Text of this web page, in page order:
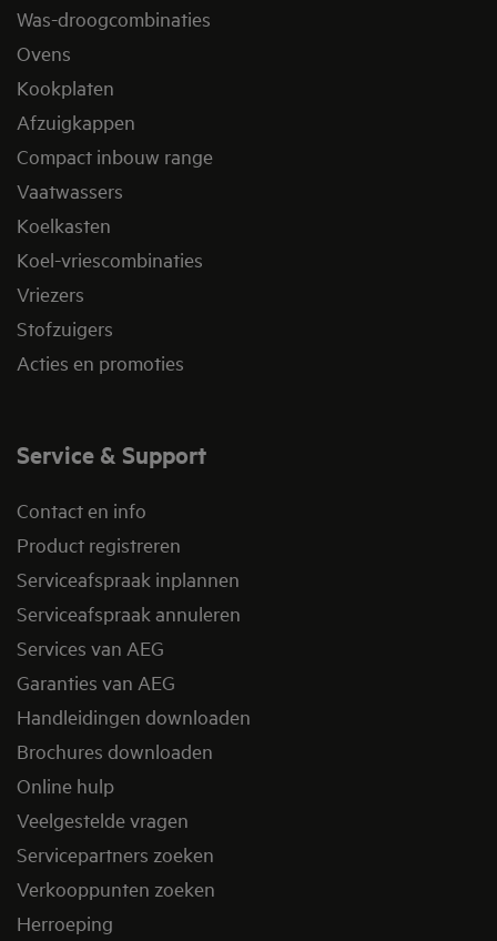
Was-droogcombinaties
Ovens
Kookplaten
Afzuigkappen
Compact inbouw range
Vaatwassers
Koelkasten
Koel-vriescombinaties
Vriezers
Stofzuigers
Acties en promoties
Service & Support
Contact en info
Product registreren
Serviceafspraak inplannen
Serviceafspraak annuleren
Services van AEG
Garanties van AEG
Handleidingen downloaden
Brochures downloaden
Online hulp
Veelgestelde vragen
Servicepartners zoeken
Verkooppunten zoeken
Herroeping